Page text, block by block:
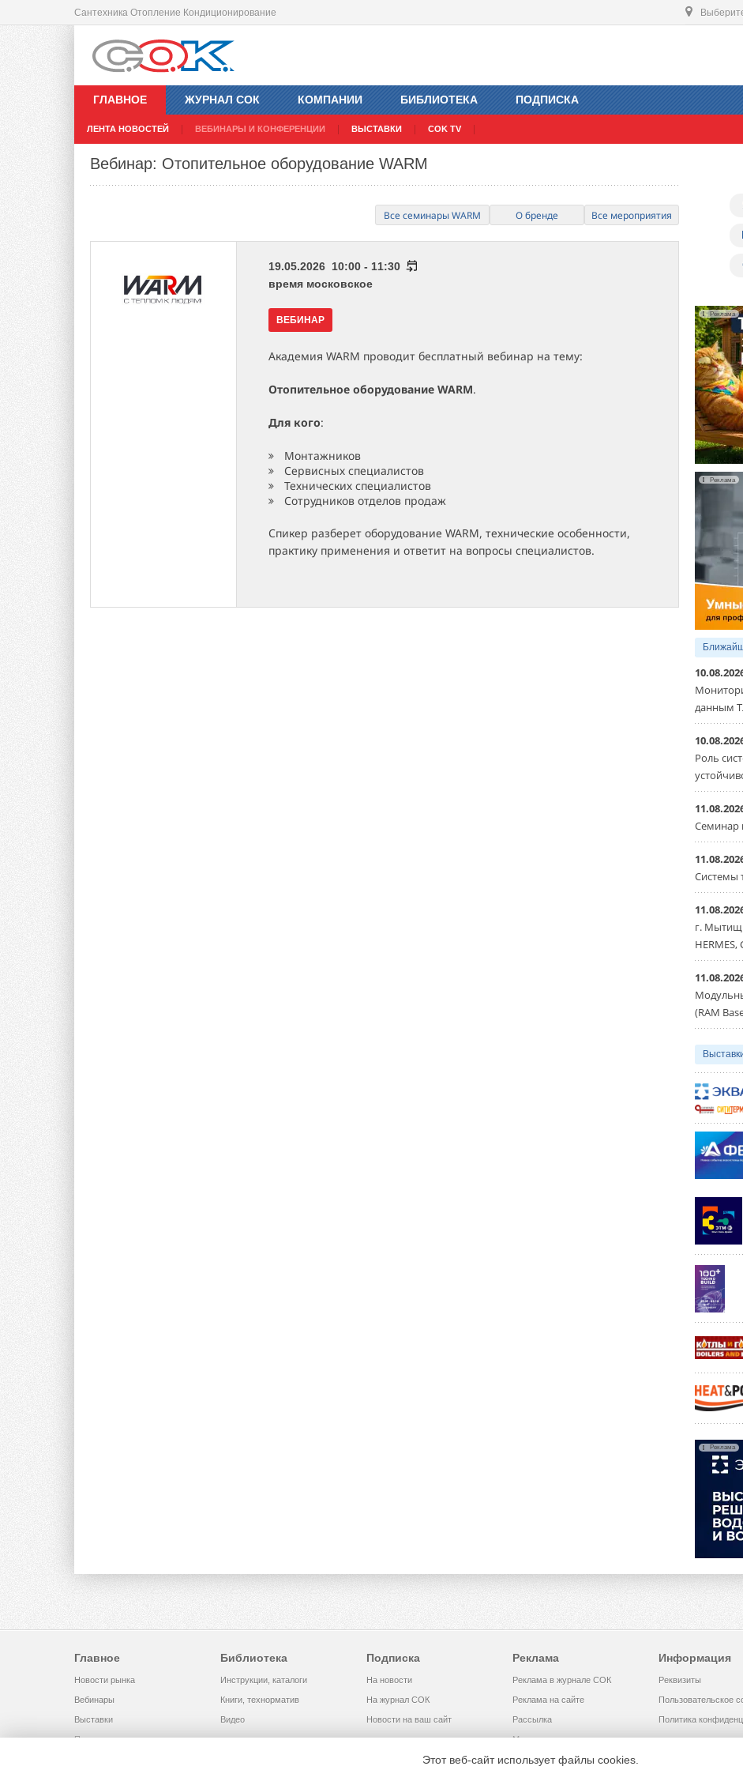
Сантехника Отопление Кондиционирование
ГЛАВНОЕ
ЛЕНТА НОВОСТЕЙ ВЕБИНАРЫ И КОНФЕРЕНЦИИ ВЫСТАВКИ COK TV
ЖУРНАЛ СОК КОМПАНИИ БИБЛИОТЕКА ПОДПИСКА
Вебинар: Отопительное оборудование WARM
Все семинары WARM О бренде Все мероприятия
19.05.2026 10:00 - 11:30
время московское
ВЕБИНАР
Академия WARM проводит бесплатный вебинар на тему:
Отопительное оборудование WARM.
Для кого:
Монтажников
Сервисных специалистов
Технических специалистов
Сотрудников отделов продаж
Спикер разберет оборудование WARM, технические особенности,
практику применения и ответит на вопросы специалистов.
Реклама
Реклама
данным
Роль
Семинар
Системы
г.
HERMES,
(RAM
Реклама
Главное
Новости рынка
Вебинары
Выставки
Помощь
Библиотека
Инструкции, каталоги
Книги, технорматив
Видео
Подписка
На новости
На журнал СОК
Новости на ваш сайт
Реклама
Реклама в журнале СОК
Реклама на сайте
Рассылка
Медиакит
Информация
Реквизиты
Пользовательское
Политика
Этот веб-сайт использует файлы cookies.